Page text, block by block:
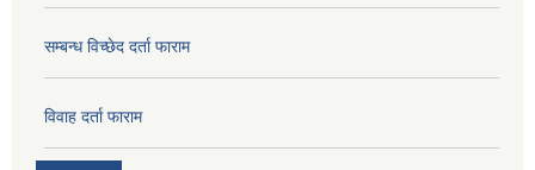
सम्बन्ध विच्छेद दर्ता फाराम
विवाह दर्ता फाराम